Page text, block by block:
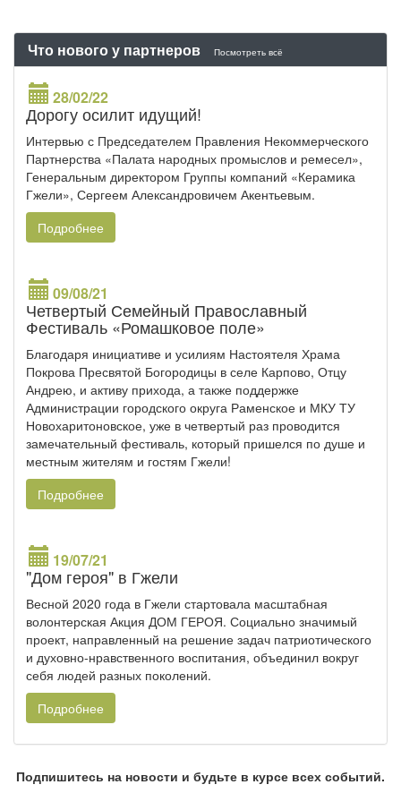
Что нового у партнеров Посмотреть всё
28/02/22
Дорогу осилит идущий!
Интервью с Председателем Правления Некоммерческого
Партнерства «Палата народных промыслов и ремесел»,
Генеральным директором Группы компаний «Керамика
Гжели», Сергеем Александровичем Акентьевым.
Подробнее
09/08/21
Четвертый Семейный Православный
Фестиваль «Ромашковое поле»
Благодаря инициативе и усилиям Настоятеля Храма
Покрова Пресвятой Богородицы в селе Карпово, Отцу
Андрею, и активу прихода, а также поддержке
Администрации городского округа Раменское и МКУ ТУ
Новохаритоновское, уже в четвертый раз проводится
замечательный фестиваль, который пришелся по душе и
местным жителям и гостям Гжели!
Подробнее
19/07/21
"Дом героя" в Гжели
Весной 2020 года в Гжели стартовала масштабная
волонтерская Акция ДОМ ГЕРОЯ. Социально значимый
проект, направленный на решение задач патриотического
и духовно-нравственного воспитания, объединил вокруг
себя людей разных поколений.
Подробнее
Подпишитесь на новости и будьте в курсе всех событий.